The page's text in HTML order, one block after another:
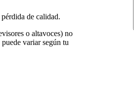
de calidad.
o altavoces) no
variar según tu